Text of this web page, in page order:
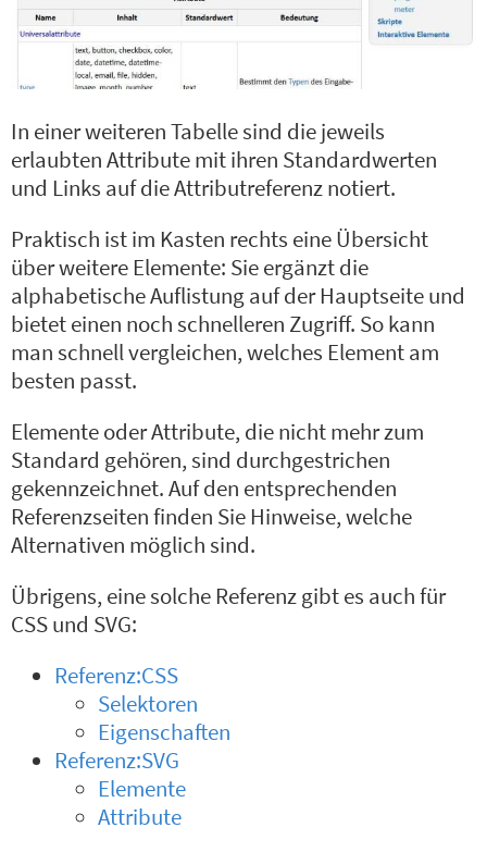
In einer weiteren Tabelle sind die jeweils
erlaubten Attribute mit ihren Standardwerten
und Links auf die Attributreferenz notiert.
Praktisch ist im Kasten rechts eine Übersicht
über weitere Elemente: Sie ergänzt die
alphabetische Auflistung auf der Hauptseite und
bietet einen noch schnelleren Zugriff. So kann
man schnell vergleichen, welches Element am
besten passt.
Elemente oder Attribute, die nicht mehr zum
Standard gehören, sind durchgestrichen
gekennzeichnet. Auf den entsprechenden
Referenzseiten finden Sie Hinweise, welche
Alternativen möglich sind.
Übrigens, eine solche Referenz gibt es auch für
CSS und SVG:
Referenz:CSS
Selektoren
Eigenschaften
Referenz:SVG
Elemente
Attribute